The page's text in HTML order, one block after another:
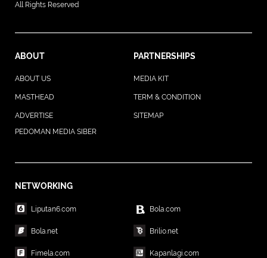
All Rights Reserved
ABOUT PARTNERSHIPS
ABOUT US MEDIA KIT
MASTHEAD TERM & CONDITION
ADVERTISE
SITEMAP
PEDOMAN MEDIA SIBER
NETWORKING
Liputan6.com Bola.com
Bola.net Brilio.net
Fimela.com Kapanlagi.com